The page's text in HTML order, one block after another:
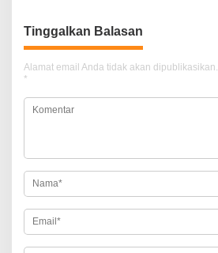
i
g
a
s
o
s
Tinggalkan Balasan
Alamat email Anda tidak akan dipublikasikan.
*